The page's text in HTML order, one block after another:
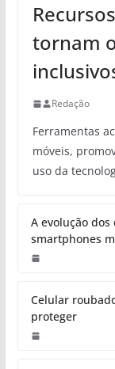
tornam
Redação
Ferramentas
móveis,
uso da
A evolução
smartphones
Celular
proteger